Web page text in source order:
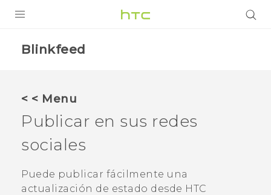
AYUDA
Blinkfeed
< < Menu
Publicar en sus redes
sociales
Puede publicar fácilmente una
actualización de estado desde HTC